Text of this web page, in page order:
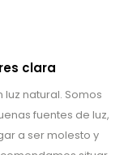
clara
natural. Somos
fuentes de luz,
a ser molesto y